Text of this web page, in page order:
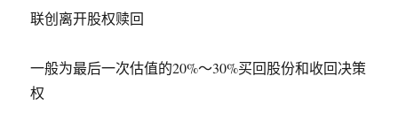
联创离开股权赎回
一般为最后一次估值的20%～30%买回股份和收回决策
权